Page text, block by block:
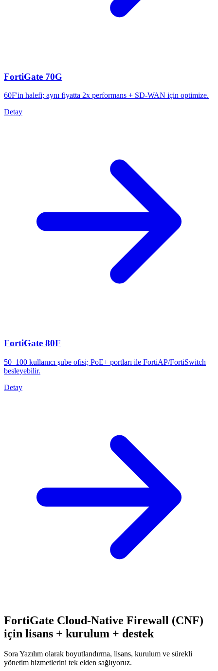
FortiGate 70G
60F'in halefi; aynı fiyatta 2x performans + SD-WAN için optimize.
Detay
FortiGate 80F
50–100 kullanıcı şube ofisi; PoE+ portları ile FortiAP/FortiSwitch
besleyebilir.
Detay
FortiGate Cloud-Native Firewall (CNF)
için lisans + kurulum + destek
Sora Yazılım olarak boyutlandırma, lisans, kurulum ve sürekli
yönetim hizmetlerini tek elden sağlıyoruz.